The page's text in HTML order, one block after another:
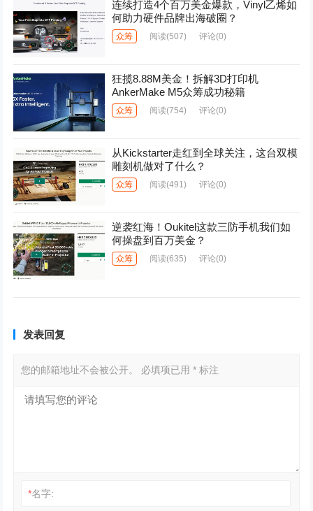
连续打造4个百万美金爆款，Vinyl乙烯如
何助力硬件品牌出海破圈？
众筹 阅读(507) 评论(0)
狂揽8.88M美金！拆解3D打印机
AnkerMake M5众筹成功秘籍
众筹 阅读(754) 评论(0)
从Kickstarter走红到全球关注，这台双模
雕刻机做对了什么？
众筹 阅读(491) 评论(0)
逆袭红海！Oukitel这款三防手机我们如
何操盘到百万美金？
众筹 阅读(635) 评论(0)
发表回复
您的邮箱地址不会被公开。 必填项已用* 标注
*名字: